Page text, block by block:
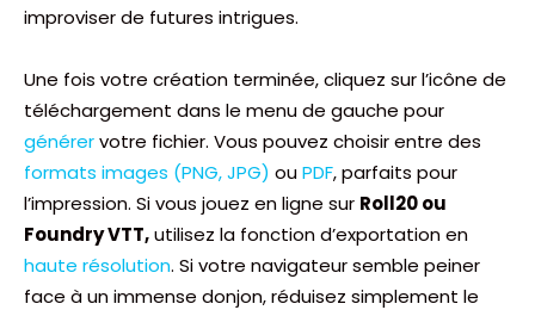
improviser de futures intrigues.
Une fois votre création terminée, cliquez sur l’icône de
téléchargement dans le menu de gauche pour
générervotre fichier. Vous pouvez choisir entre des
formats images (PNG, JPG) ouPDF, parfaits pour
l’impression. Si vous jouez en ligne sur Roll20 ou
Foundry VTT,utilisez la fonction d’exportation en
haute résolution. Si votre navigateur semble peiner
face à un immense donjon, réduisez simplement le